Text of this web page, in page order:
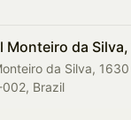
Monteiro da
da Silva,
002, Brazil